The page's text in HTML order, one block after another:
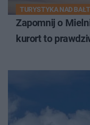
TURYSTYKA NAD
Zapomnij o
kurort to